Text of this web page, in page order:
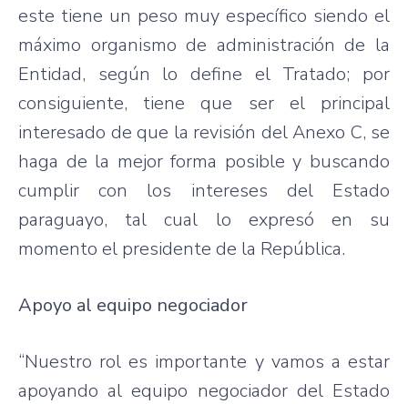
este tiene un peso muy específico siendo el
máximo organismo de administración de la
Entidad, según lo define el Tratado; por
consiguiente, tiene que ser el principal
interesado de que la revisión del Anexo C, se
haga de la mejor forma posible y buscando
cumplir con los intereses del Estado
paraguayo, tal cual lo expresó en su
momento el presidente de la República.
Apoyo al equipo negociador
“Nuestro rol es importante y vamos a estar
apoyando al equipo negociador del Estado